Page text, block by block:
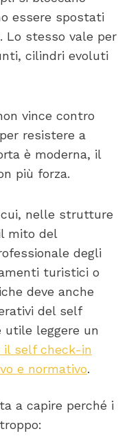
essere spostati
Lo stesso vale per
cilindri evoluti
vince contro
resistere a
è moderna, il
più forza.
nelle strutture
mito del
degli
turistici o
deve anche
del self
utile leggere un
il self check-in
e normativo.
a capire perché i